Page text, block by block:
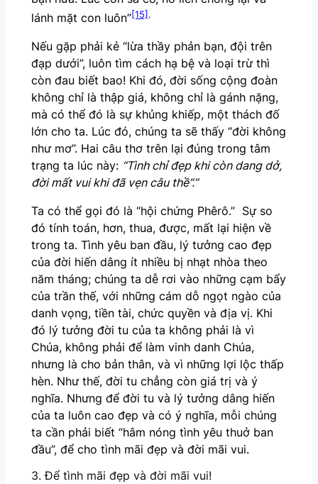
lánh mặt con luôn”[15] .
Nếu gặp phải kẻ “lừa thầy phản bạn, đội trên
đạp dưới”, luôn tìm cách hạ bệ và loại trừ thì
còn đau biết bao! Khi đó, đời sống cộng đoàn
không chỉ là thập giá, không chỉ là gánh nặng,
mà có thể đó là sự khủng khiếp, một thách đố
lớn cho ta. Lúc đó, chúng ta sẽ thấy “đời không
như mơ”. Hai câu thơ trên lại đúng trong tâm
trạng ta lúc này: “Tình chỉ đẹp khi còn dang dở,
đời mất vui khi đã vẹn câu thề”.”
Ta có thể gọi đó là “hội chứng Phêrô.” Sự so
đó tính toán, hơn, thua, được, mất lại hiện về
trong ta. Tình yêu ban đầu, lý tưởng cao đẹp
của đời hiến dâng ít nhiều bị nhạt nhòa theo
năm tháng; chúng ta dễ rơi vào những cạm bẩy
của trần thế, với những cám dỗ ngọt ngào của
danh vọng, tiền tài, chức quyền và địa vị. Khi
đó lý tưởng đời tu của ta không phải là vì
Chúa, không phải để làm vinh danh Chúa,
nhưng là cho bản thân, và vì những lợi lộc thấp
hèn. Như thế, đời tu chẳng còn giá trị và ý
nghĩa. Nhưng để đời tu và lý tưởng dâng hiến
của ta luôn cao đẹp và có ý nghĩa, mỗi chúng
ta cần phải biết “hâm nóng tình yêu thuở ban
đầu”, để cho tình mãi đẹp và đời mãi vui.
3. Để tình mãi đẹp và đời mãi vui!